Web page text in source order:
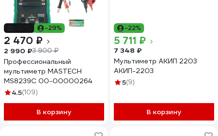
-29%
2 470 ₽
2 990 ₽3 900 ₽
Профессиональный
мультиметр MASTECH
MS8239C 00-00000264
4.5(109)
В корзину
-22%
5 711 ₽
7 348 ₽
Мультиметр АКИП 2203
АКИП-2203
5(9)
В корзину